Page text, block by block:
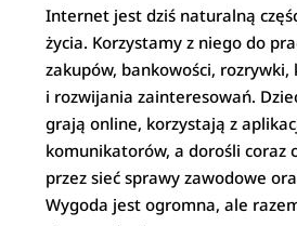
Internet jest dziś naturalną
życia. Korzystamy z niego do
zakupów, bankowości,
i rozwijania zainteresowań.
grają online, korzystają z
komunikatorów, a dorośli coraz
przez sieć sprawy zawodowe
Wygoda jest ogromna, ale